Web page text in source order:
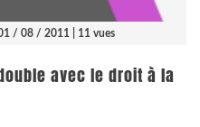
/ 08 / 2011 | 11 vues
avec le droit à la